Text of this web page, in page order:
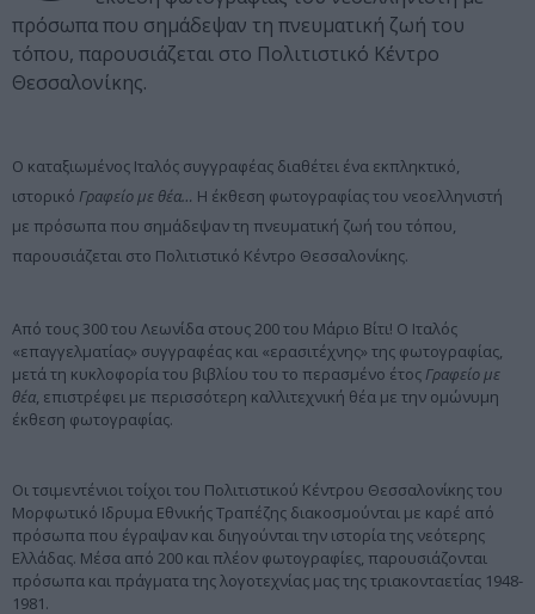
πρόσωπα που σημάδεψαν τη πνευματική ζωή του
τόπου, παρουσιάζεται στο Πολιτιστικό Κέντρο
Θεσσαλονίκης.
Ο καταξιωμένος Ιταλός συγγραφέας διαθέτει ένα εκπληκτικό,
ιστορικό Γραφείο με θέα… Η έκθεση φωτογραφίας του νεοελληνιστή
με πρόσωπα που σημάδεψαν τη πνευματική ζωή του τόπου,
παρουσιάζεται στο Πολιτιστικό Κέντρο Θεσσαλονίκης.
Από τους 300 του Λεωνίδα στους 200 του Μάριο Βίτι! Ο Ιταλός
«επαγγελματίας» συγγραφέας και «ερασιτέχνης» της φωτογραφίας,
μετά τη κυκλοφορία του βιβλίου του το περασμένο έτος Γραφείο με
θέα, επιστρέφει με περισσότερη καλλιτεχνική θέα με την ομώνυμη
έκθεση φωτογραφίας.
Οι τσιμεντένιοι τοίχοι του Πολιτιστικού Κέντρου Θεσσαλονίκης του
Μορφωτικό Ιδρυμα Εθνικής Τραπέζης διακοσμούνται με καρέ από
πρόσωπα που έγραψαν και διηγούνται την ιστορία της νεότερης
Ελλάδας. Μέσα από 200 και πλέον φωτογραφίες, παρουσιάζονται
πρόσωπα και πράγματα της λογοτεχνίας μας της τριακονταετίας 1948-
1981.